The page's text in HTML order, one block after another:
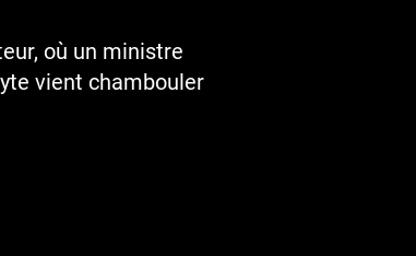
où un ministre
vient chambouler